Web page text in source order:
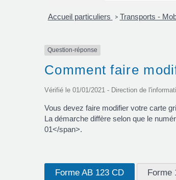
Accueil particuliers > Transports -
Question-réponse
Comment faire
Vérifié le 01/01/2021 - Direction de
Vous devez faire modifier votre carte
La démarche diffère selon que le
01</span>.
Forme AB 123 CD Forme